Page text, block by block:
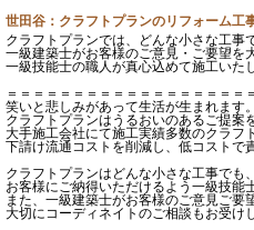
世田谷：クラフトプランのリフォーム工
クラフトプランでは、どんな小さな工事
一級建築士がお客様のご意見・ご要望を
一級技能士の職人が真心込めて施工いた
＝＝＝＝＝＝＝＝＝＝＝＝＝＝＝＝＝＝
笑いと悲しみがあって生活が生まれます。
クラフトプランはうるおいのあるご提案
大手施工会社にて施工実績多数のクラフ
下請け流通コストを削減し、低コストで
クラフトプランはどんな小さな工事でも
お客様にご納得いただけるよう一級技能
また、一級建築士がお客様のご意見ご要
大切にコーディネイトのご相談もお受け